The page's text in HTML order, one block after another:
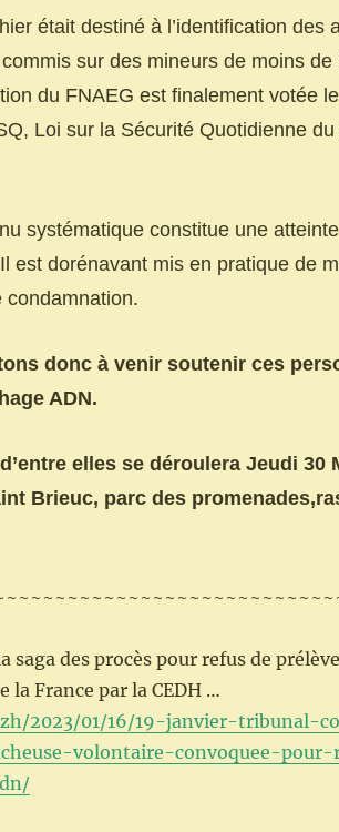
était destiné à l’identification des
sur des mineurs de moins de
du FNAEG est finalement votée
Loi sur la Sécurité Quotidienne
systématique constitue une
est dorénavant mis en pratique de
condamnation.
donc à venir soutenir ces
ADN.
elles se déroulera Jeudi 30
Brieuc, parc des
saga des procès pour refus de
la France par la CEDH …
2023/01/16/19-janvier-tribunal-
volontaire-convoquee-